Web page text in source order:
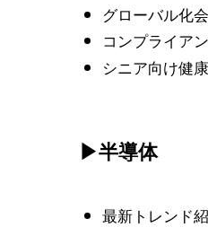
グローバル化
コンプライア
シニア向け健
▶半導体
最新トレンド